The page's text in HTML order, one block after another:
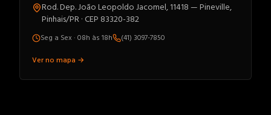
Rod. Dep. João Leopoldo Jacomel, 11418 — Pineville,
Pinhais/PR · CEP 83320-382
Seg a Sex · 08h às 18h
(41) 3097-7850
Ver no mapa →